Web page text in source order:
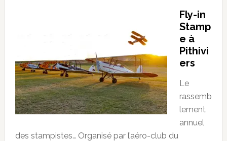
Fly-in
Stamp
e à
Pithivi
ers
Le
rassemb
lement
annuel
des stampistes… Organisé par l’aéro-club du